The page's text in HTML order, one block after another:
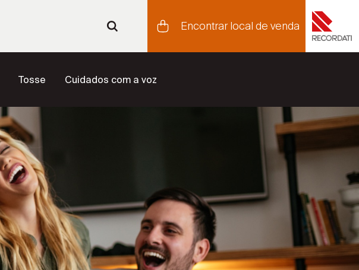
Encontrar local de venda
Tosse Cuidados com a voz